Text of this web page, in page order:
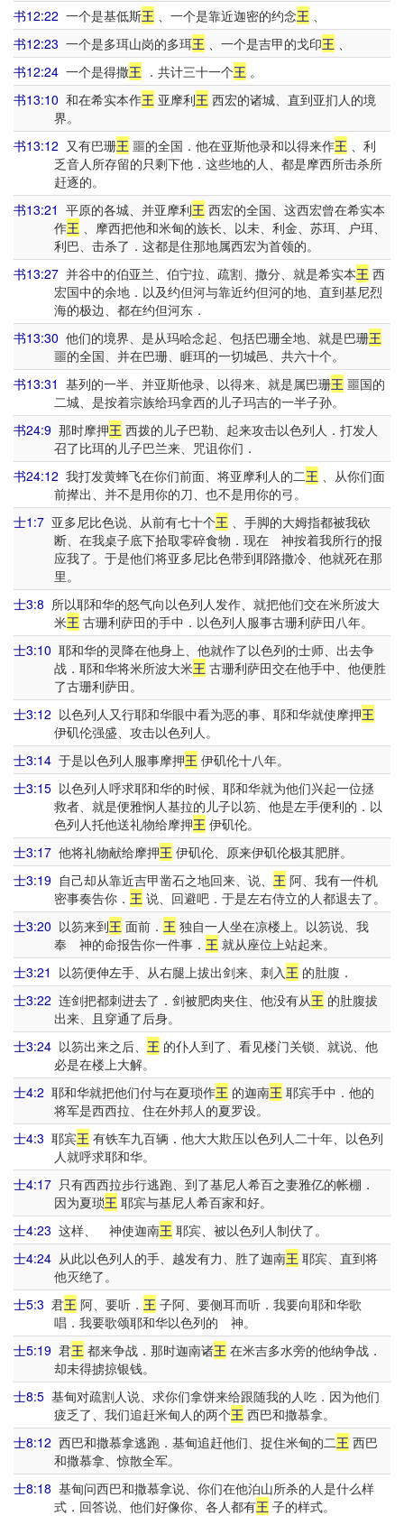
书12:22 一个是基低斯王 、一个是靠近迦密的约念王 、
书12:23 一个是多珥山岗的多珥王 、一个是吉甲的戈印王 、
书12:24 一个是得撒王 ．共计三十一个王 。
书13:10 和在希实本作王 亚摩利王 西宏的诸城、直到亚扪人的境
界。
书13:12 又有巴珊王 噩的全国．他在亚斯他录和以得来作王 、利
乏音人所存留的只剩下他．这些地的人、都是摩西所击杀所
赶逐的。
书13:21 平原的各城、并亚摩利王 西宏的全国、这西宏曾在希实本
作王 、摩西把他和米甸的族长、以未、利金、苏珥、户珥、
利巴、击杀了．这都是住那地属西宏为首领的。
书13:27 并谷中的伯亚兰、伯宁拉、疏割、撒分、就是希实本王 西
宏国中的余地．以及约但河与靠近约但河的地、直到基尼烈
海的极边、都在约但河东．
书13:30 他们的境界、是从玛哈念起、包括巴珊全地、就是巴珊王
噩的全国、并在巴珊、睚珥的一切城邑、共六十个。
书13:31 基列的一半、并亚斯他录、以得来、就是属巴珊王 噩国的
二城、是按着宗族给玛拿西的儿子玛吉的一半子孙。
书24:9 那时摩押王 西拨的儿子巴勒、起来攻击以色列人．打发人
召了比珥的儿子巴兰来、咒诅你们．
书24:12 我打发黄蜂飞在你们前面、将亚摩利人的二王 、从你们面
前撵出、并不是用你的刀、也不是用你的弓。
士1:7 亚多尼比色说、从前有七十个王 、手脚的大姆指都被我砍
断、在我桌子底下拾取零碎食物．现在 神按着我所行的报
应我了。于是他们将亚多尼比色带到耶路撒冷、他就死在那
里。
士3:8 所以耶和华的怒气向以色列人发作、就把他们交在米所波大
米王 古珊利萨田的手中．以色列人服事古珊利萨田八年。
士3:10 耶和华的灵降在他身上、他就作了以色列的士师、出去争
战．耶和华将米所波大米王 古珊利萨田交在他手中、他便胜
了古珊利萨田。
士3:12 以色列人又行耶和华眼中看为恶的事、耶和华就使摩押王
伊矶伦强盛、攻击以色列人。
士3:14 于是以色列人服事摩押王 伊矶伦十八年。
士3:15 以色列人呼求耶和华的时候、耶和华就为他们兴起一位拯
救者、就是便雅悯人基拉的儿子以笏、他是左手便利的．以
色列人托他送礼物给摩押王 伊矶伦。
士3:17 他将礼物献给摩押王 伊矶伦、原来伊矶伦极其肥胖。
士3:19 自己却从靠近吉甲凿石之地回来、说、 王 阿、我有一件机
密事奏告你． 王 说、回避吧．于是左右侍立的人都退去了。
士3:20 以笏来到王 面前． 王 独自一人坐在凉楼上。以笏说、我
奉 神的命报告你一件事． 王 就从座位上站起来。
士3:21 以笏便伸左手、从右腿上拔出剑来、刺入王 的肚腹．
士3:22 连剑把都刺进去了．剑被肥肉夹住、他没有从王 的肚腹拔
出来、且穿通了后身。
士3:24 以笏出来之后、 王 的仆人到了、看见楼门关锁、就说、他
必是在楼上大解。
士4:2 耶和华就把他们付与在夏琐作王 的迦南王 耶宾手中．他的
将军是西西拉、住在外邦人的夏罗设。
士4:3 耶宾王 有铁车九百辆．他大大欺压以色列人二十年、以色列
人就呼求耶和华。
士4:17 只有西西拉步行逃跑、到了基尼人希百之妻雅亿的帐棚．
因为夏琐王 耶宾与基尼人希百家和好。
士4:23 这样、 神使迦南王 耶宾、被以色列人制伏了。
士4:24 从此以色列人的手、越发有力、胜了迦南王 耶宾、直到将
他灭绝了。
士5:3 君王 阿、要听． 王 子阿、要侧耳而听．我要向耶和华歌
唱．我要歌颂耶和华以色列的 神。
士5:19 君王 都来争战．那时迦南诸王 在米吉多水旁的他纳争战．
却未得掳掠银钱。
士8:5 基甸对疏割人说、求你们拿饼来给跟随我的人吃．因为他们
疲乏了、我们追赶米甸人的两个王 西巴和撒慕拿。
士8:12 西巴和撒慕拿逃跑．基甸追赶他们、捉住米甸的二王 西巴
和撒慕拿、惊散全军。
士8:18 基甸问西巴和撒慕拿说、你们在他泊山所杀的人是什么样
式．回答说、他们好像你、各人都有王 子的样式。